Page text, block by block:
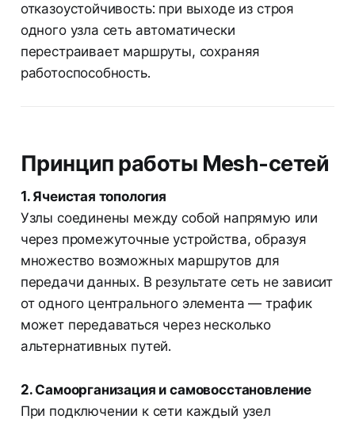
отказоустойчивость: при выходе из строя
одного узла сеть автоматически
перестраивает маршруты, сохраняя
работоспособность.
Принцип работы Mesh-сетей
1. Ячеистая топология
Узлы соединены между собой напрямую или
через промежуточные устройства, образуя
множество возможных маршрутов для
передачи данных. В результате сеть не зависит
от одного центрального элемента — трафик
может передаваться через несколько
альтернативных путей.
2. Самоорганизация и самовосстановление
При подключении к сети каждый узел